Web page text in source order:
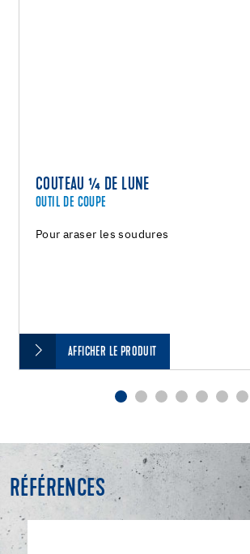
COUTEAU ¼ DE LUNE
OUTIL DE COUPE
Pour araser les soudures
AFFICHER LE PRODUIT
RÉFÉRENCES